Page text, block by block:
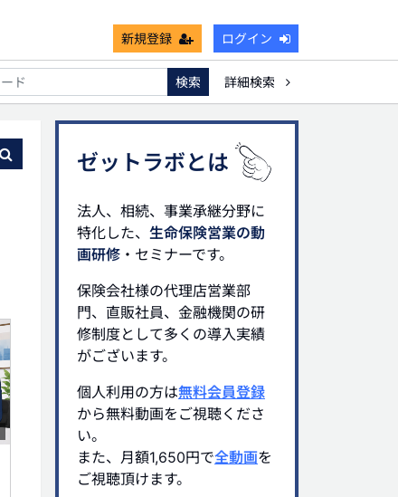
新規登録 ログイン
死亡保険金非課税枠 キャッシュフロー 宗教法人
検索
詳細検索
ゼットラボとは
法人、相続、事業承継分野に
特化した、 生命保険営業の動
画研修 ・セミナーです。
保険会社様の代理店営業部
門、直販社員、金融機関の研
修制度として多くの導入実績
がございます。
個人利用の方は無料会員登録
から無料動画をご視聴くださ
い。
また、月額1,650円で全動画を
ご視聴頂けます。